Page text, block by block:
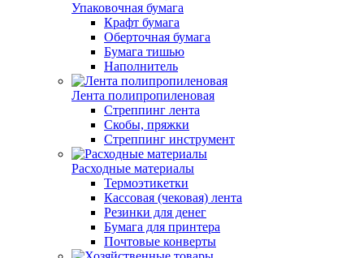
Упаковочная бумага
Крафт бумага
Оберточная бумага
Бумага тишью
Наполнитель
Лента полипропиленовая
Стреппинг лента
Скобы, пряжки
Стреппинг инструмент
Расходные материалы
Термоэтикетки
Кассовая (чековая) лента
Резинки для денег
Бумага для принтера
Почтовые конверты